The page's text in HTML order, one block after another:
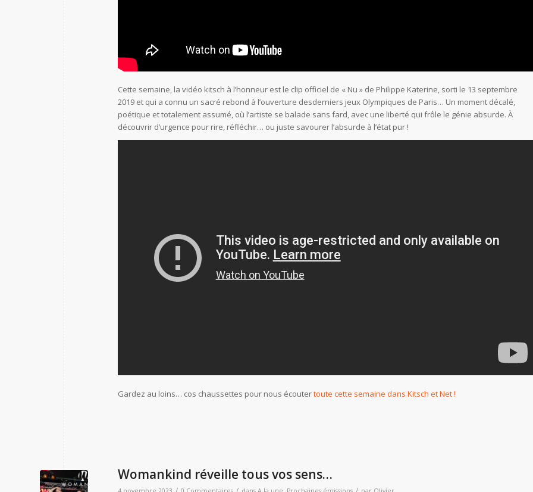
Cette semaine, la vidéo kitsch à l’honneur est le clip officiel de « Nu » de Philippe Katerine, sorti le 13 septembre
2019 et qui a connu un sacré rebond à l’ouverture desderniers jeux Olympiques de Paris… Un moment décalé,
poétique et totalement assumé, où l’artiste se balade sans fard, avec une liberté qui frôle le génie absurde. À
découvrir d’urgence pour rire, réfléchir… ou juste savourer l’absurde à l’état pur !
Gardez au loins… cos chaussettes pour nous écoutertoute cette semaine dans Kitsch et Net !
Womankind réveille tous vos sens…
/ / /